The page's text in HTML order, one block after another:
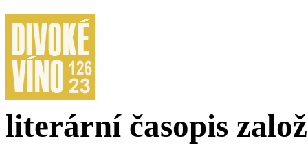
literární časopis